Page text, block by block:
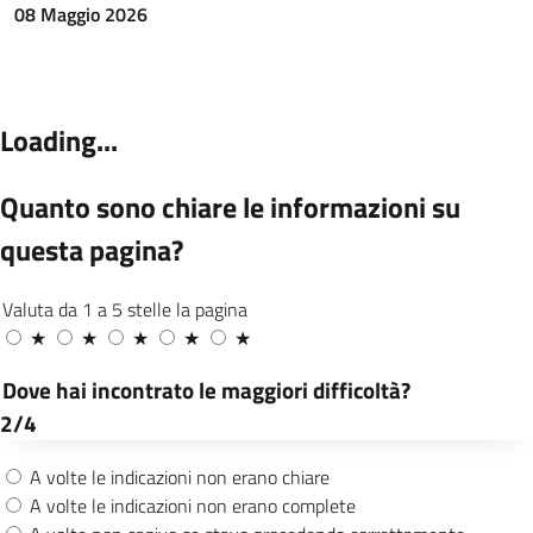
personalmente per il ritiro presso le filiali
prevedono la possibilità di accesso libero,
venerdì, affiancato alla gestione delle
garantire un supporto qualificato e una
Offrire la possibilità di richiesta
certificazioni on line per tutti i comuni
italiani subentrati in ANPR attraverso
nuovo portale
possono ottenere l’attribuzione del
Codice Fiscale al neonato direttamente
08 Maggio 2026